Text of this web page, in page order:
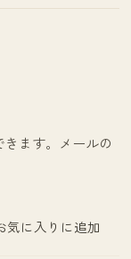
ます。メールの
気に入りに追加